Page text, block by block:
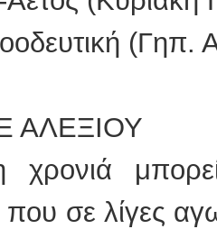
(Γηπ.
ΑΛΕΞΙΟΥ
σε λίγες